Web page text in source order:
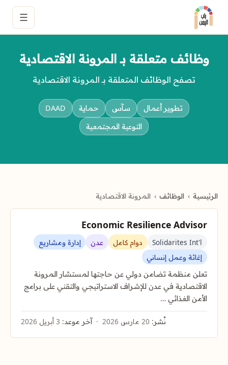
☰
وظائف متعلقة بـ المرونة الاقتصادية
تصفح الوظائف المتعلقة بـ المرونة الاقتصادية
تطوير أعمال سآس حماية
DAAD
التوعية المجتمعية
الرئيسية الوظائف المرونة الاقتصادية
Economic Resilience Advisor
Solidarites Int'l دوام كامل عدن
إدارة ومشاريع
إغاثة وعمل إنساني
تعلن منظمة تضامن دولي عن حاجتها لمستشار المرونة
الاقتصادية في عدن للإشراف الاستراتيجي والتقني على برامج
الأمن الغذائي …
نُشر: آخر موعد: